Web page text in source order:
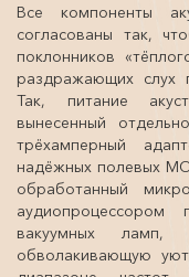
Все компоненты
согласованы так,
поклонников
раздражающих слух
Так, питание
вынесенный
трёхамперный
надёжных полевых
обработанный
аудиопроцессором
вакуумных
обволакивающую